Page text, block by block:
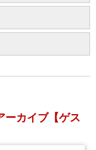
ーカイブ【ゲス